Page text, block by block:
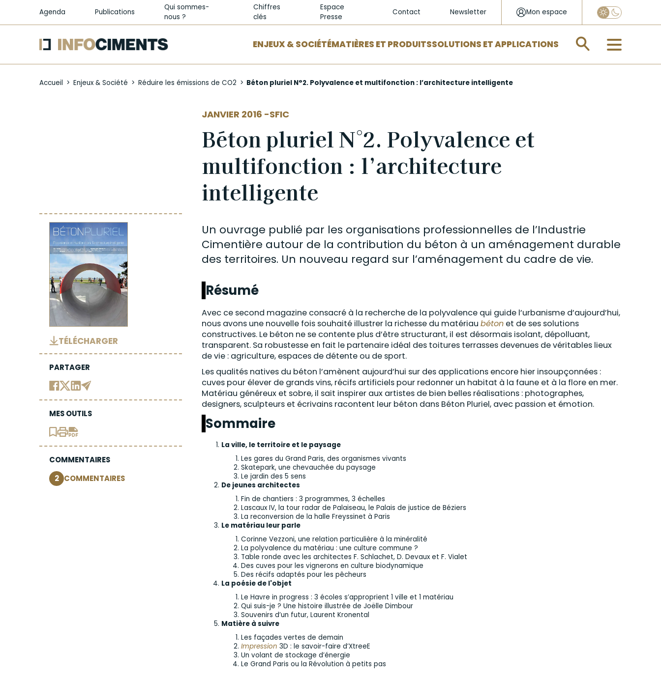
Agenda Publications
Qui sommes-
nous ?
Chiffres
clés
Espace
Presse
Contact Newsletter Mon espace
Appliquer
ENJEUX & SOCIÉTÉMATIÈRES ET PRODUITSSOLUTIONS ET APPLICATIONS
Accueil Enjeux & Société Réduire les émissions de CO2 Béton pluriel N°2. Polyvalence et multifonction : l’architecture intelligente
TÉLÉCHARGER
PARTAGER
MES OUTILS
COMMENTAIRES
2 COMMENTAIRES
JANVIER 2016 -
AUTEUR SFIC
Béton pluriel N°2. Polyvalence et
multifonction : l’architecture
intelligente
Un ouvrage publié par les organisations professionnelles de l’Industrie
Cimentière autour de la contribution du béton à un aménagement durable
des territoires. Un nouveau regard sur l’aménagement du cadre de vie.
Résumé
Avec ce second magazine consacré à la recherche de la polyvalence qui guide l’urbanisme d’aujourd’hui,
nous avons une nouvelle fois souhaité illustrer la richesse du matériau béton et de ses solutions
constructives. Le béton ne se contente plus d’être structurant, il est désormais isolant, dépolluant,
transparent. Sa robustesse en fait le partenaire idéal des toitures terrasses devenues de véritables lieux
de vie : agriculture, espaces de détente ou de sport.
Les qualités natives du béton l’amènent aujourd’hui sur des applications encore hier insoupçonnées :
cuves pour élever de grands vins, récifs artificiels pour redonner un habitat à la faune et à la flore en mer.
Matériau généreux et sobre, il sait inspirer aux artistes de bien belles réalisations : photographes,
designers, sculpteurs et écrivains racontent leur béton dans Béton Pluriel, avec passion et émotion.
Sommaire
La ville, le territoire et le paysage
Les gares du Grand Paris, des organismes vivants
Skatepark, une chevauchée du paysage
Le jardin des 5 sens
De jeunes architectes
Fin de chantiers : 3 programmes, 3 échelles
Lascaux IV, la tour radar de Palaiseau, le Palais de justice de Béziers
La reconversion de la halle Freyssinet à Paris
Le matériau leur parle
Corinne Vezzoni, une relation particulière à la minéralité
La polyvalence du matériau : une culture commune ?
Table ronde avec les architectes F. Schlachet, D. Devaux et F. Vialet
Des cuves pour les vignerons en culture biodynamique
Des récifs adaptés pour les pêcheurs
La poésie de l'objet
Le Havre in progress : 3 écoles s’approprient 1 ville et 1 matériau
Qui suis-je ? Une histoire illustrée de Joëlle Dimbour
Souvenirs d’un futur, Laurent Kronental
Matière à suivre
Les façades vertes de demain
Impression 3D : le savoir-faire d’XtreeE
Un volant de stockage d’énergie
Le Grand Paris ou la Révolution à petits pas